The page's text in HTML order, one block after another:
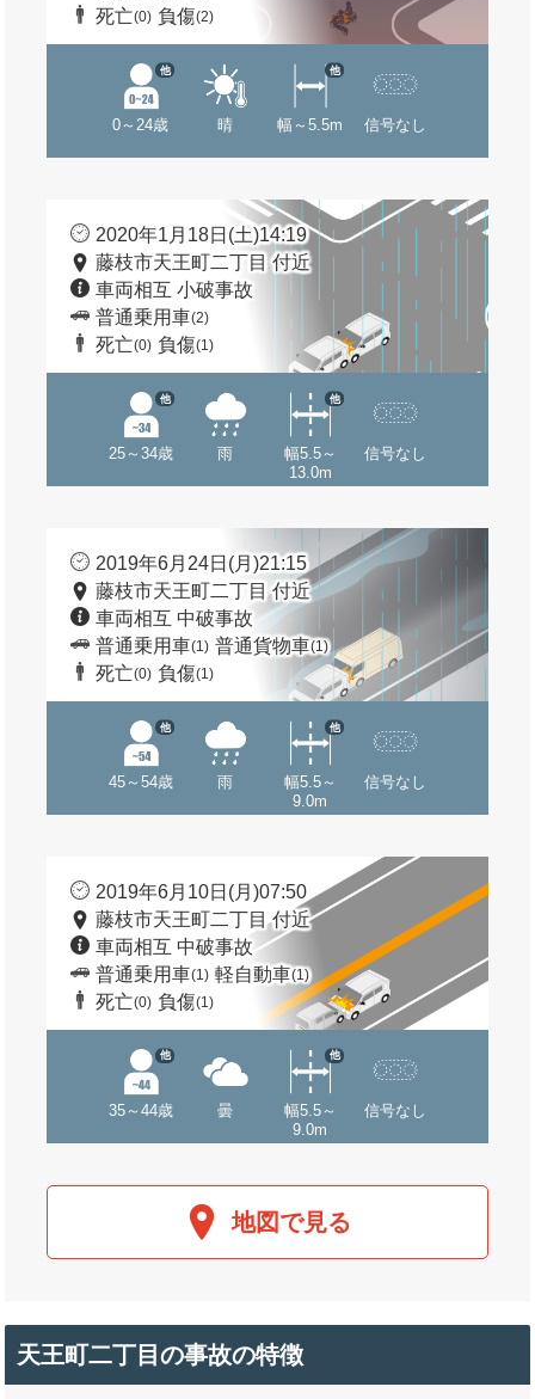
死亡(0) 負傷(2)
0～24歳
他
晴 幅～5.5m
他
信号なし
2020年1月18日(土)14:19
藤枝市天王町二丁目 付近
車両相互 小破事故
普通乗用車(2)
死亡(0) 負傷(1)
25～34歳
他
雨
幅5.5～
13.0m
他
信号なし
2019年6月24日(月)21:15
藤枝市天王町二丁目 付近
車両相互 中破事故
普通乗用車(1) 普通貨物車(1)
死亡(0) 負傷(1)
45～54歳
他
雨
幅5.5～
9.0m
他
信号なし
2019年6月10日(月)07:50
藤枝市天王町二丁目 付近
車両相互 中破事故
普通乗用車(1) 軽自動車(1)
死亡(0) 負傷(1)
35～44歳
他
曇
幅5.5～
9.0m
他
信号なし
地図で見る
天王町二丁目の事故の特徴